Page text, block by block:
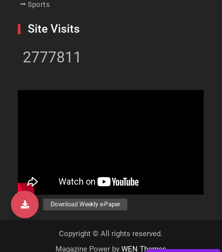
Sports
Site Visits
2777811
Copyright © All rights reserved.
Magazine Power by WEN Themes